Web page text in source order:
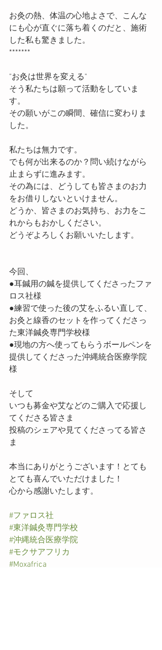
お灸の熱、体温の心地よさで、こんな
にも心が直ぐに落ち着くのだと、施術
した私も驚きました。
*******
"お灸は世界を変える"
そう私たちは願って活動をしていま
す。
その願いがこの瞬間、確信に変わりま
した。
私たちは無力です。
でも何が出来るのか？問い続けながら
止まらずに進みます。
その為には、どうしても皆さまのお力
をお借りしないといけません。
どうか、皆さまのお気持ち、お力をこ
れからもおかしください。
どうぞよろしくお願いいたします。
今回、
●耳鍼用の鍼を提供してくださったファ
ロス社様
●練習で使った後の艾をふるい直して、
お灸と線香のセットを作ってくださっ
た東洋鍼灸専門学校様
●現地の方へ使ってもらうボールペンを
提供してくださった沖縄統合医療学院
様
そして
いつも募金や艾などのご購入で応援し
てくださる皆さま
投稿のシェアや見てくださってる皆さ
ま
本当にありがとうございます！とても
とても喜んでいただけました！
心から感謝いたします。
#ファロス社
#東洋鍼灸専門学校
#沖縄統合医療学院
#モクサアフリカ
#Moxafrica